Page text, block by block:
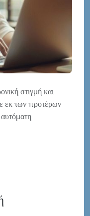
στιγμή και
εκ των προτέρων